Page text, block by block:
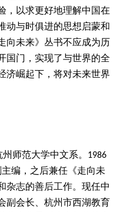
，以求更好地理解中国在
动与时俱进的思想启蒙和
向未来》丛书不应成为历
国门，实现了与世界的全
济崛起下，将对未来世界
师范大学中文系。 1986
编，之后兼任《走向未
杂志的善后工作。现任中
副会长、杭州市西湖教育